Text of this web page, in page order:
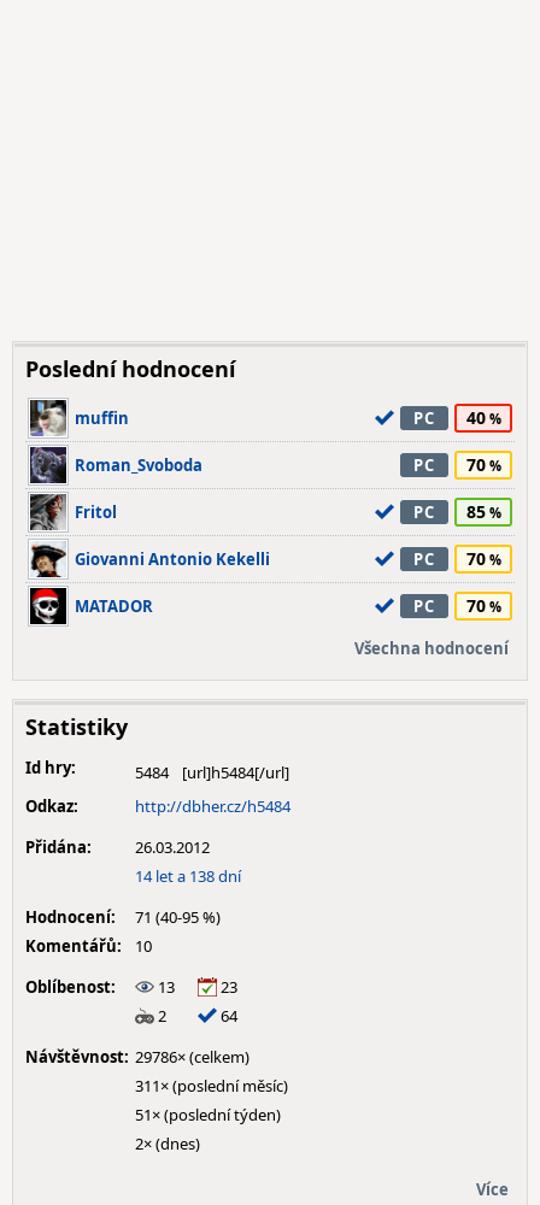
Poslední hodnocení
muffin PC 40
Roman_Svoboda PC 70
Fritol PC 85
Giovanni Antonio Kekelli PC 70
MATADOR PC 70
Všechna hodnocení
Statistiky
Id hry:
5484
Odkaz:
http://dbher.cz/h5484
Přidána:
26.03.2012
14 let a 138 dní
Hodnocení:
71 (40-95 %)
Komentářů:
10
Oblíbenost:
13
23
2
64
Návštěvnost: 29786× (celkem)
311× (poslední měsíc)
51× (poslední týden)
2× (dnes)
Více